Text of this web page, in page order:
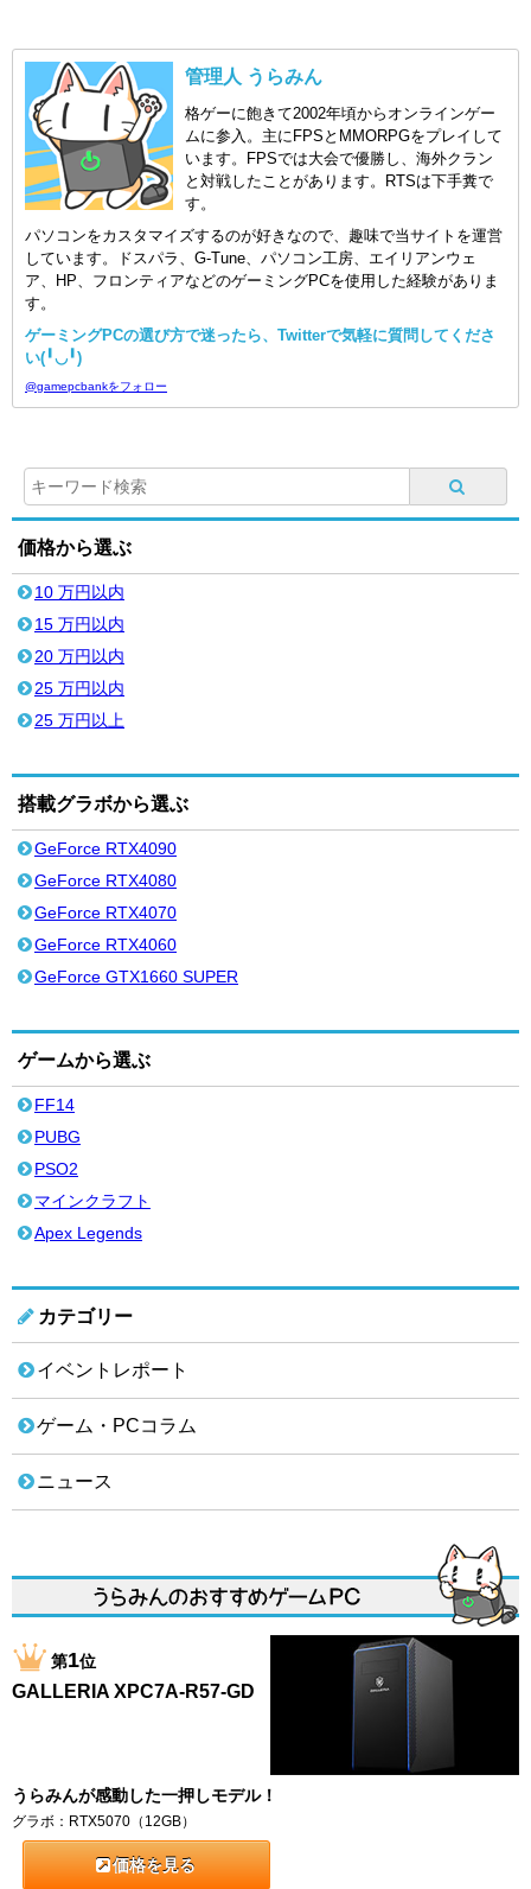
管理人 うらみん
格ゲーに飽きて2002年頃からオンラインゲー
ムに参入。主にFPSとMMORPGをプレイして
います。FPSでは大会で優勝し、海外クラン
と対戦したことがあります。RTSは下手糞で
す。
パソコンをカスタマイズするのが好きなので、趣味で当サイトを運営
しています。ドスパラ、G-Tune、パソコン工房、エイリアンウェ
ア、HP、フロンティアなどのゲーミングPCを使用した経験がありま
す。
ゲーミングPCの選び方で迷ったら、Twitterで気軽に質問してくださ
い(╹◡╹)
@gamepcbankをフォロー
カテゴリー
イベントレポート
ゲーム・PCコラム
ニュース
価格から選ぶ
10 万円以内
15 万円以内
20 万円以内
25 万円以内
25 万円以上
搭載グラボから選ぶ
GeForce RTX4090
GeForce RTX4080
GeForce RTX4070
GeForce RTX4060
GeForce GTX1660 SUPER
ゲームから選ぶ
FF14
PUBG
PSO2
マインクラフト
Apex Legends
第1位
GALLERIA XPC7A-R57-GD
うらみんが感動した一押しモデル！
グラボ：RTX5070（12GB）
価格を見る